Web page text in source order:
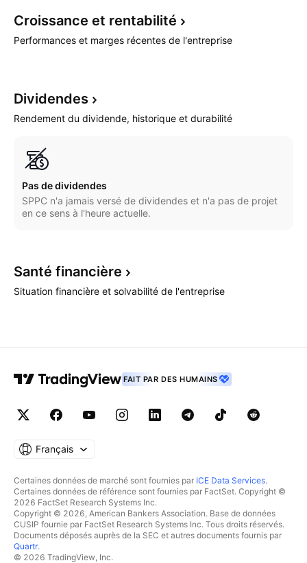
Croissance et rentabilité
Performances et marges récentes de l'entreprise
Dividendes
Rendement du dividende, historique et durabilité
Pas de dividendes
SPPC n'a jamais versé de dividendes et n'a pas de projet
en ce sens à l'heure actuelle.
Santé financière
Situation financière et solvabilité de l'entreprise
FAIT PAR DES HUMAINS
Français
Certaines données de marché sont fournies par ICE Data Services.
Certaines données de référence sont fournies par FactSet. Copyright ©
2026 FactSet Research Systems Inc.
Copyright © 2026, American Bankers Association. Base de données
CUSIP fournie par FactSet Research Systems Inc. Tous droits réservés.
Documents déposés auprès de la SEC et autres documents fournis par
Quartr.
© 2026 TradingView, Inc.